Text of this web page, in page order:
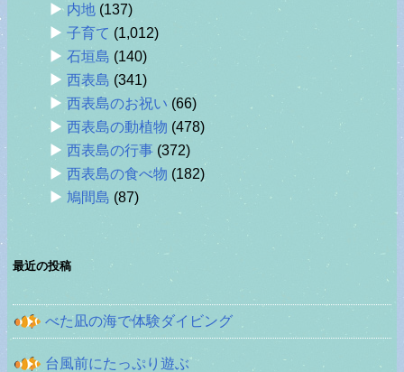
内地 (137)
子育て (1,012)
石垣島 (140)
西表島 (341)
西表島のお祝い (66)
西表島の動植物 (478)
西表島の行事 (372)
西表島の食べ物 (182)
鳩間島 (87)
最近の投稿
べた凪の海で体験ダイビング
台風前にたっぷり遊ぶ